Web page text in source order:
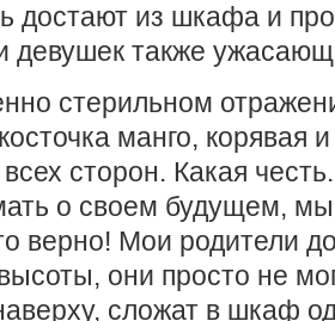
достают из шкафа и
девушек также
стерильном
манго, корявая
всех сторон. Какая
о своем будущем,
верно! Мои родители
они просто не
сложат в шкаф